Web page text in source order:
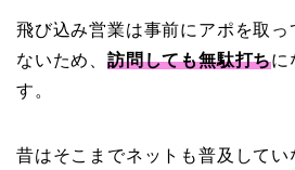
飛び込み営業は事前にアポを取っ
ないため、 訪問しても無駄打ちに
す。
昔はそこまでネットも普及してい